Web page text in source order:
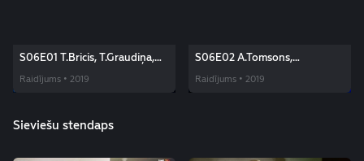
S06E01 T.Bricis, T.Graudiņa,
Raidījums • 2019
S06E02 A.Tomsons,
Raidījums • 2019
Sieviešu stendaps